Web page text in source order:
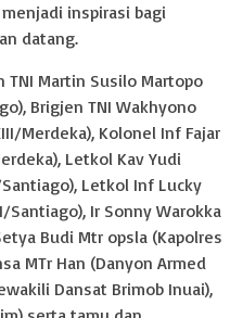
inspirasi bagi
datang.
Martin Susilo Martopo
Brigjen TNI Wakhyono
Merdeka), Kolonel Inf Fajar
Letkol Kav Yudi
Santiago), Letkol Inf Lucky
Santiago), Ir Sonny Warokka
Budi Mtr opsla (Kapolres
MTr Han (Danyon Armed
Dansat Brimob Inuai),